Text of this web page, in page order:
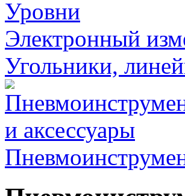
Уровни
Электронный
Угольники,